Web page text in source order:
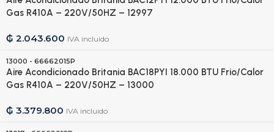
Gas R410A – 220V/50HZ – 12997
₲ 2.043.600 IVA incluido
13000 - 66662015P
Aire Acondicionado Britania BAC18PYI 18.000 BTU Frio/Calor
Gas R410A – 220V/50HZ – 13000
₲ 3.379.800 IVA incluido